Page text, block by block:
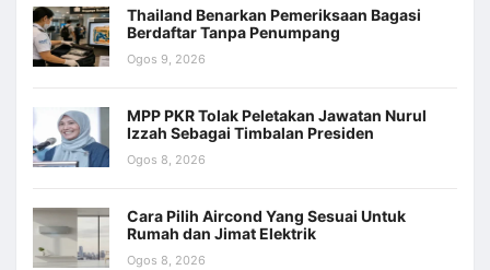
Thailand Benarkan Pemeriksaan Bagasi
Berdaftar Tanpa Penumpang
Ogos 9, 2026
MPP PKR Tolak Peletakan Jawatan Nurul
Izzah Sebagai Timbalan Presiden
Ogos 8, 2026
Cara Pilih Aircond Yang Sesuai Untuk
Rumah dan Jimat Elektrik
Ogos 8, 2026